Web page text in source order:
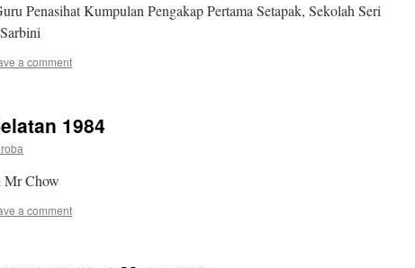
Penasihat Kumpulan Pengakap Pertama Setapak, Sekolah Seri
a comment
1984
Mr Chow
a comment